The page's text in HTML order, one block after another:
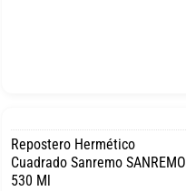
Repostero Hermético
Cuadrado Sanremo SANREMO
530 Ml